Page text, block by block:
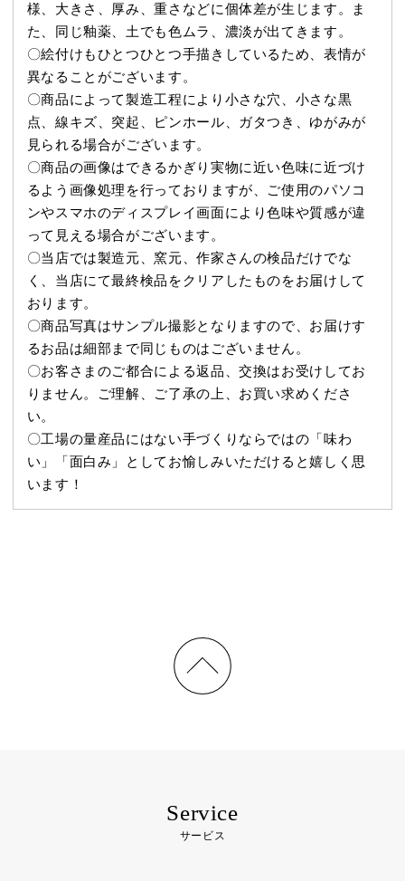
様、大きさ、厚み、重さなどに個体差が生じます。ま
た、同じ釉薬、土でも色ムラ、濃淡が出てきます。
〇絵付けもひとつひとつ手描きしているため、表情が
異なることがございます。
〇商品によって製造工程により小さな穴、小さな黒
点、線キズ、突起、ピンホール、ガタつき、ゆがみが
見られる場合がございます。
〇商品の画像はできるかぎり実物に近い色味に近づけ
るよう画像処理を行っておりますが、ご使用のパソコ
ンやスマホのディスプレイ画面により色味や質感が違
って見える場合がございます。
〇当店では製造元、窯元、作家さんの検品だけでな
く、当店にて最終検品をクリアしたものをお届けして
おります。
〇商品写真はサンプル撮影となりますので、お届けす
るお品は細部まで同じものはございません。
〇お客さまのご都合による返品、交換はお受けしてお
りません。ご理解、ご了承の上、お買い求めくださ
い。
〇工場の量産品にはない手づくりならではの「味わ
い」「面白み」としてお愉しみいただけると嬉しく思
います！
Service
サービス